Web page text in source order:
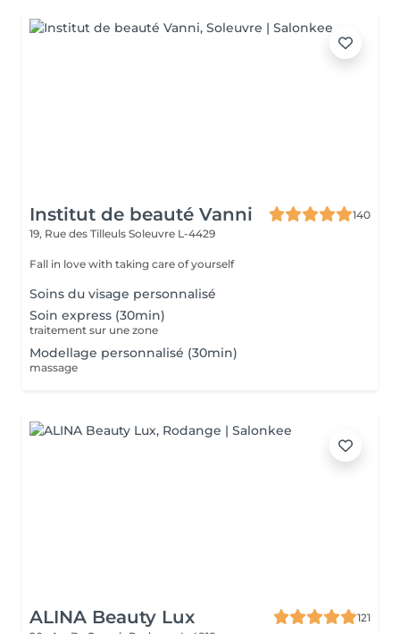
Institut de beauté Vanni
140
19, Rue des Tilleuls Soleuvre L-4429
Fall in love with taking care of yourself
Soins du visage personnalisé
Soin express (30min)
traitement sur une zone
Modellage personnalisé (30min)
massage
ALINA Beauty Lux
121